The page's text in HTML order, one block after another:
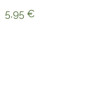
5,95 €